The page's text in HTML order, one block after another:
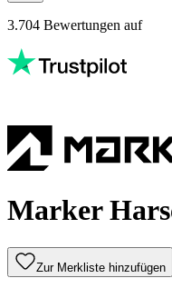
3.704 Bewertungen auf
Marker
Zur Merkliste hinzufügen